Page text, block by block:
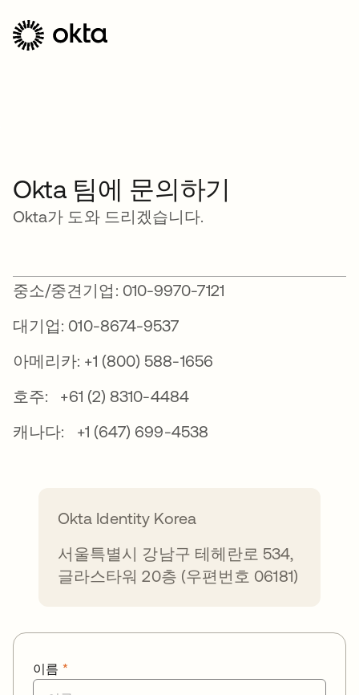
Okta 팀에 문의하기
Okta가 도와 드리겠습니다.
중소/중견기업: 010-9970-7121
대기업: 010-8674-9537
아메리카: +1 (800) 588-1656
호주: +61 (2) 8310-4484
캐나다: +1 (647) 699-4538
Okta Identity Korea
서울특별시 강남구 테헤란로 534,
글라스타워 20층 (우편번호 06181)
*
이름